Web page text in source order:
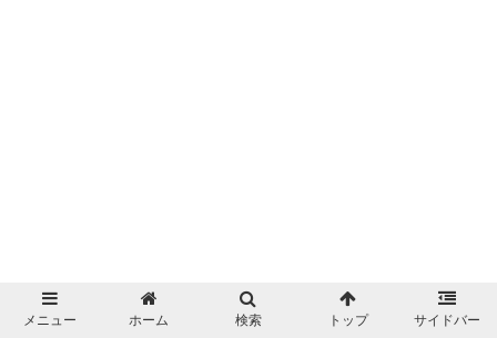
メニュー ホーム 検索 トップ サイドバー